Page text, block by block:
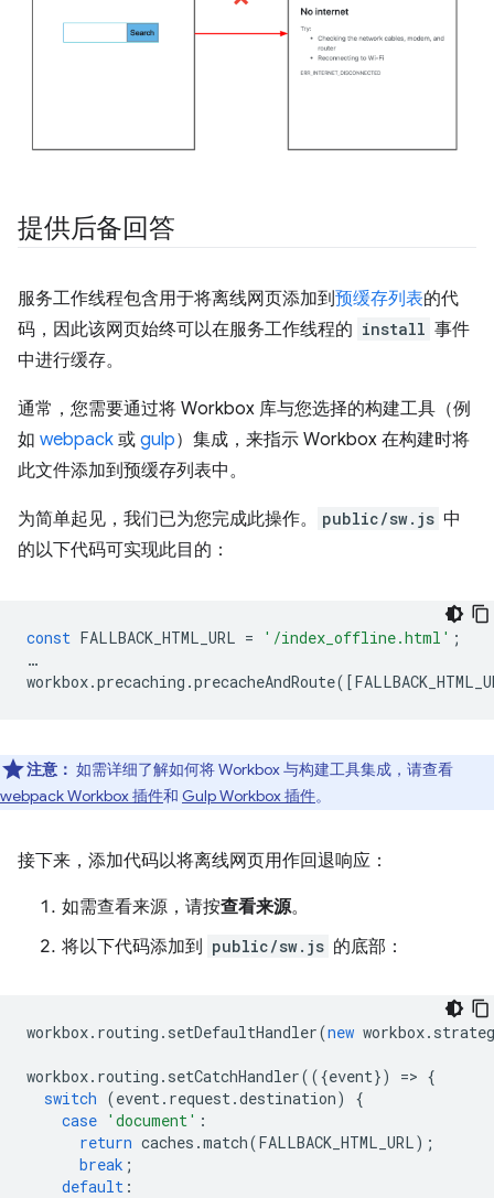
提供后备回答
服务工作线程包含用于将离线网页添加到预缓存列表的代
码，因此该网页始终可以在服务工作线程的 install 事件
中进行缓存。
通常，您需要通过将 Workbox 库与您选择的构建工具（例
如 webpack 或 gulp）集成，来指示 Workbox 在构建时将
此文件添加到预缓存列表中。
为简单起见，我们已为您完成此操作。 public/sw.js 中
的以下代码可实现此目的：
const FALLBACK_HTML_URL = '/index_offline.html' ;
…
workbox.precaching .precacheAndRoute([
注意： 如需详细了解如何将 Workbox 与构建工具集成，请查看
webpack Workbox 插件和 Gulp Workbox 插件。
接下来，添加代码以将离线网页用作回退响应：
如需查看来源，请按查看来源。
将以下代码添加到 public/sw.js 的底部：
workbox. routing . setDefaultHandler(new workbox.
workbox. routing . setCatchHandler(({event}) => {
switch (event . request .destination)
{
case 'document' :
return caches .match(FALLBACK_HTML_URL);
break ;
default :